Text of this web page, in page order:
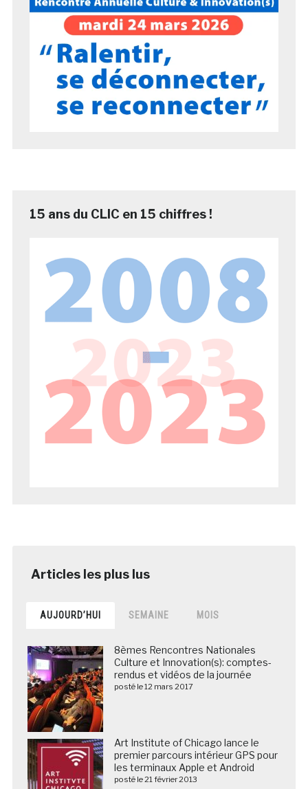
15 ans du CLIC en 15 chiffres !
AUJOURD’HUI SEMAINE MOIS
8èmes Rencontres Nationales
Culture et Innovation(s): comptes-
rendus et vidéos de la journée
posté le 12 mars 2017
Art Institute of Chicago lance le
premier parcours intérieur GPS pour
les terminaux Apple et Android
posté le 21 février 2013